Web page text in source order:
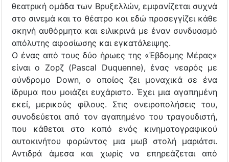
θεατρική ομάδα των Βρυξελλών, εμφανίζεται συχνά
στο σινεμά και το θέατρο και εδώ προσεγγίζει κάθε
σκηνή αυθόρμητα και ειλικρινά με έναν συνδυασμό
απόλυτης αφοσίωσης και εγκατάλειψης.
Ο ένας από τους δύο ήρωες της «Έβδομης Μέρας»
είναι ο Ζορζ (Pascal Duquenne), ένας νεαρός με
σύνδρομο Down, ο οποίος ζει μοναχικά σε ένα
ίδρυμα που μοιάζει ευχάριστο. Έχει μια αγαπημένη
εκεί, μερικούς φίλους. Στις ονειροπολήσεις του,
συνοδεύεται από τον αγαπημένο του τραγουδιστή,
που κάθεται στο καπό ενός κινηματογραφικού
αυτοκινήτου φορώντας μια μωβ στολή μαριάτσι.
Αντιδρά άμεσα και χωρίς να επηρεάζεται από